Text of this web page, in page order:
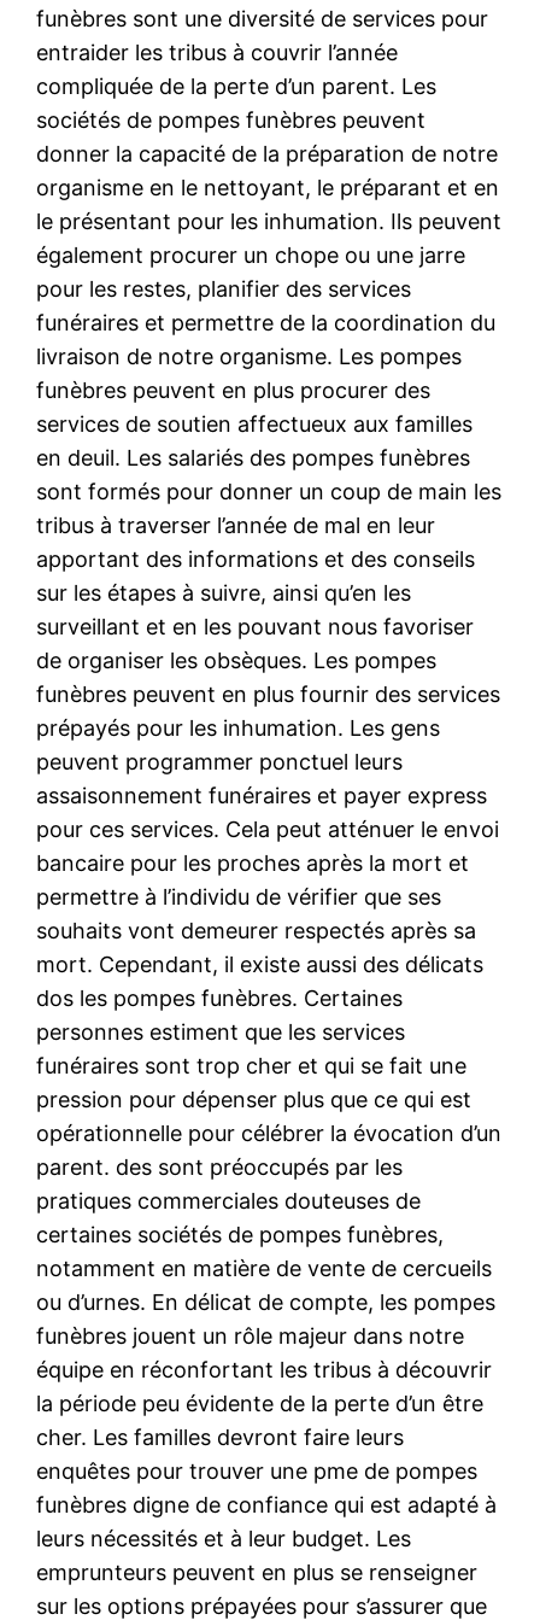
funèbres sont une diversité de services pour
entraider les tribus à couvrir l’année
compliquée de la perte d’un parent. Les
sociétés de pompes funèbres peuvent
donner la capacité de la préparation de notre
organisme en le nettoyant, le préparant et en
le présentant pour les inhumation. Ils peuvent
également procurer un chope ou une jarre
pour les restes, planifier des services
funéraires et permettre de la coordination du
livraison de notre organisme. Les pompes
funèbres peuvent en plus procurer des
services de soutien affectueux aux familles
en deuil. Les salariés des pompes funèbres
sont formés pour donner un coup de main les
tribus à traverser l’année de mal en leur
apportant des informations et des conseils
sur les étapes à suivre, ainsi qu’en les
surveillant et en les pouvant nous favoriser
de organiser les obsèques. Les pompes
funèbres peuvent en plus fournir des services
prépayés pour les inhumation. Les gens
peuvent programmer ponctuel leurs
assaisonnement funéraires et payer express
pour ces services. Cela peut atténuer le envoi
bancaire pour les proches après la mort et
permettre à l’individu de vérifier que ses
souhaits vont demeurer respectés après sa
mort. Cependant, il existe aussi des délicats
dos les pompes funèbres. Certaines
personnes estiment que les services
funéraires sont trop cher et qui se fait une
pression pour dépenser plus que ce qui est
opérationnelle pour célébrer la évocation d’un
parent. des sont préoccupés par les
pratiques commerciales douteuses de
certaines sociétés de pompes funèbres,
notamment en matière de vente de cercueils
ou d’urnes. En délicat de compte, les pompes
funèbres jouent un rôle majeur dans notre
équipe en réconfortant les tribus à découvrir
la période peu évidente de la perte d’un être
cher. Les familles devront faire leurs
enquêtes pour trouver une pme de pompes
funèbres digne de confiance qui est adapté à
leurs nécessités et à leur budget. Les
emprunteurs peuvent en plus se renseigner
sur les options prépayées pour s’assurer que